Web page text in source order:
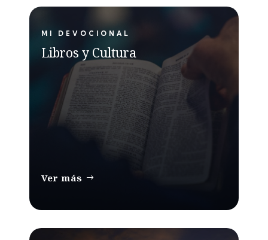
MI DEVOCIONAL
Libros y Cultura
Ver más